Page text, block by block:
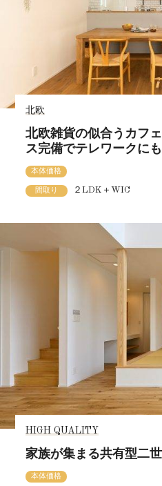
北欧
北欧雑貨の似合うカフ
ス完備でテレワークに
本体価格
間取り ２LDK＋WIC
HIGH QUALITY
家族が集まる共有型二
本体価格